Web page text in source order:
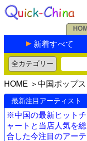
新着すべて
HOME ＞ 中国ポップス
最新注目アーティスト
※中国の最新ヒットチ
ャートと当店人気を総
合した今注目のアーテ